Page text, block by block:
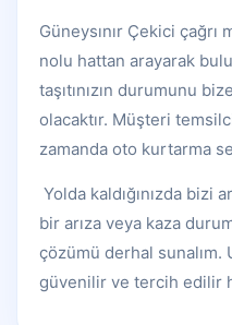
Güneysınır Çekici
nolu hattan arayarak
taşıtınızın durumunu
olacaktır. Müşteri
zamanda oto kurtarma
Yolda kaldığınızda bizi
bir arıza veya kaza
çözümü derhal
güvenilir ve tercih edilir